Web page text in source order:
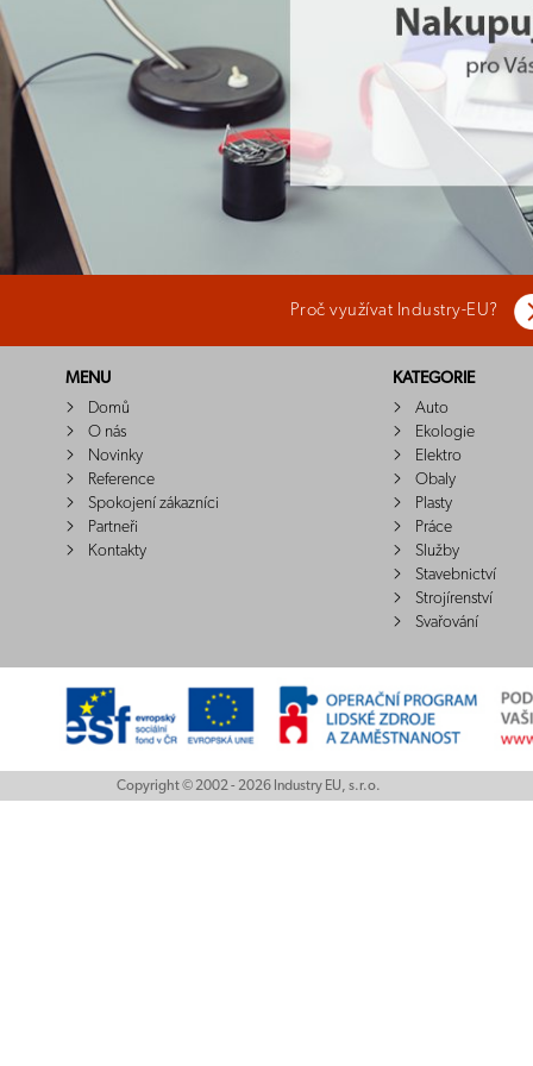
Proč využívat Industry-EU?
MENU
Domů
O nás
Novinky
Reference
Spokojení zákazníci
Partneři
Kontakty
KATEGORIE
Auto
Ekologie
Elektro
Obaly
Plasty
Práce
Služby
Stavebnictví
Strojírenství
Svařování
Copyright © 2002 - 2026 Industry EU, s.r.o.